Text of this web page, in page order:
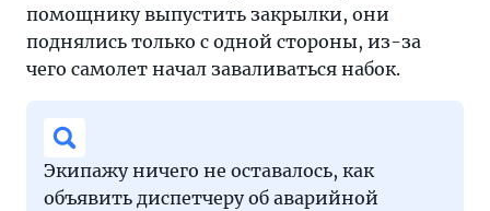
помощнику выпустить закрылки, они
поднялись только с одной стороны, из-за
чего самолет начал заваливаться набок.
Экипажу ничего не оставалось, как
объявить диспетчеру об аварийной